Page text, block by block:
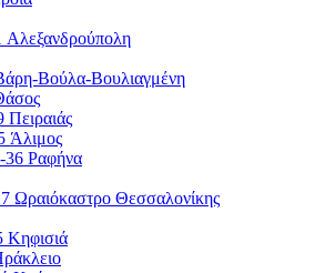
Αλεξανδρούπολη
Βούλα-Βουλιαγμένη
Πειραιάς
Άλιμος
Ραφήνα
Ωραιόκαστρο Θεσσαλονίκης
Κηφισιά